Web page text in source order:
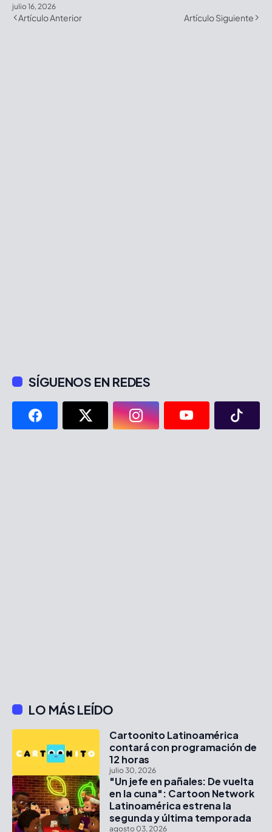
julio 16, 2026
Artículo Anterior Artículo Siguiente
SÍGUENOS EN REDES
LO MÁS LEÍDO
Cartoonito Latinoamérica
contará con programación de
12 horas
julio 30, 2026
"Un jefe en pañales: De vuelta
en la cuna": Cartoon Network
Latinoamérica estrena la
segunda y última temporada
agosto 03, 2026